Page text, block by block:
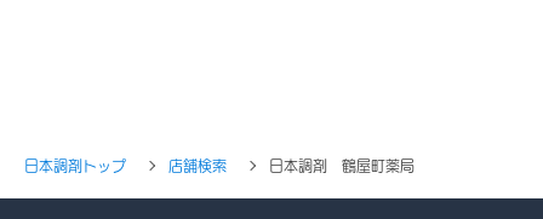
日本調剤トップ 店舗検索 日本調剤 鶴屋町薬局